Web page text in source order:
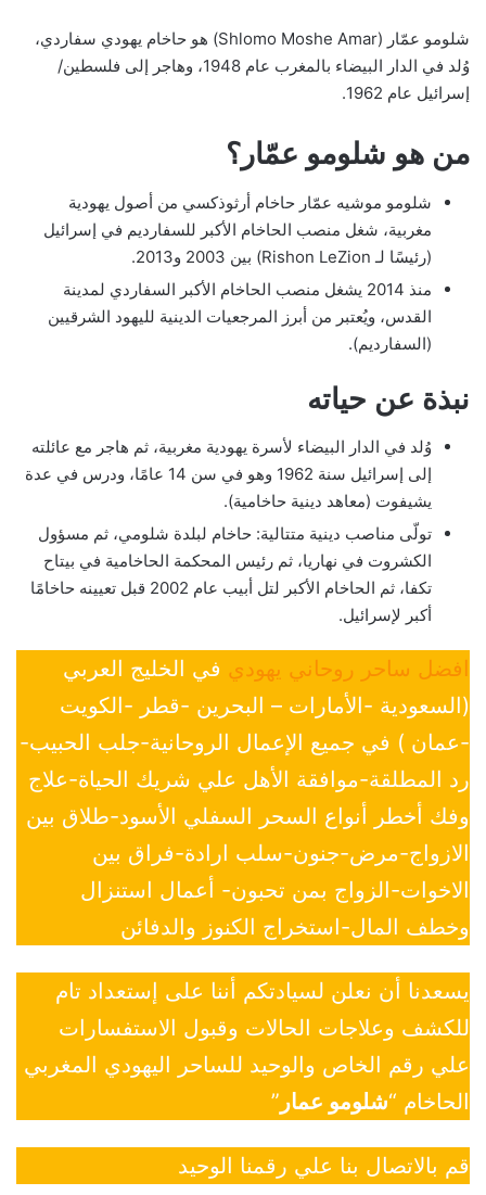
شلومو عمّار (Shlomo Moshe Amar) هو حاخام يهودي سفاردي،
وُلد في الدار البيضاء بالمغرب عام 1948، وهاجر إلى فلسطين/
إسرائيل عام 1962.
من هو شلومو عمّار؟
شلومو موشيه عمّار حاخام أرثوذكسي من أصول يهودية
مغربية، شغل منصب الحاخام الأكبر للسفارديم في إسرائيل
(رئيسًا لـ Rishon LeZion) بين 2003 و2013.
منذ 2014 يشغل منصب الحاخام الأكبر السفاردي لمدينة
القدس، ويُعتبر من أبرز المرجعيات الدينية لليهود الشرقيين
(السفارديم).
نبذة عن حياته
وُلد في الدار البيضاء لأسرة يهودية مغربية، ثم هاجر مع عائلته
إلى إسرائيل سنة 1962 وهو في سن 14 عامًا، ودرس في عدة
يشيفوت (معاهد دينية حاخامية).
تولّى مناصب دينية متتالية: حاخام لبلدة شلومي، ثم مسؤول
الكشروت في نهاريا، ثم رئيس المحكمة الحاخامية في بيتاح
تكفا، ثم الحاخام الأكبر لتل أبيب عام 2002 قبل تعيينه حاخامًا
أكبر لإسرائيل.
افضل ساحر روحاني يهودي في الخليج العربي
(السعودية -الأمارات – البحرين -قطر -الكويت
-عمان ) في جميع الإعمال الروحانية-جلب الحبيب-
رد المطلقة-موافقة الأهل علي شريك الحياة-علاج
وفك أخطر أنواع السحر السفلي الأسود-طلاق بين
الازواج-مرض-جنون-سلب ارادة-فراق بين
الاخوات-الزواج بمن تحبون- أعمال استنزال
وخطف المال-استخراج الكنوز والدفائن
يسعدنا أن نعلن لسيادتكم أننا على إستعداد تام
للكشف وعلاجات الحالات وقبول الاستفسارات
علي رقم الخاص والوحيد للساحر اليهودي المغربي
الحاخام “شلومو عمار ”
قم بالاتصال بنا علي رقمنا الوحيد